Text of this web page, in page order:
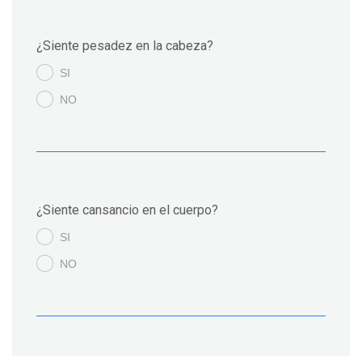
¿Siente pesadez en la cabeza?
SI
NO
¿Siente cansancio en el cuerpo?
SI
NO